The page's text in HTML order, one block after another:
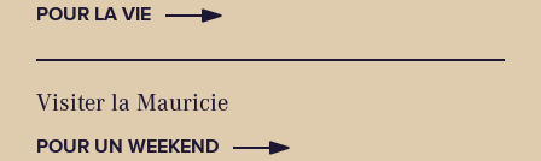
POUR LA VIE
Visiter la Mauricie
POUR UN WEEKEND